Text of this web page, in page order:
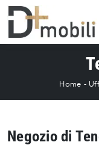
Home -
Negozio di